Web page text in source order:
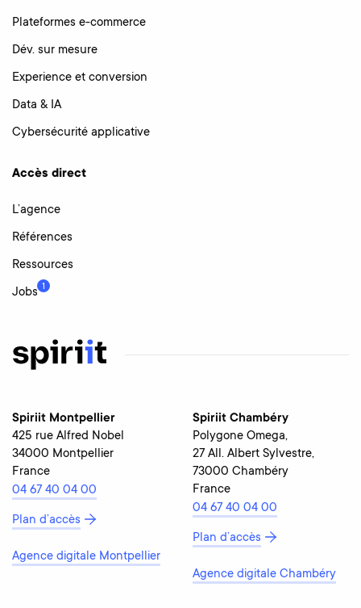
Plateformes e-commerce
Dév. sur mesure
Experience et conversion
Data & IA
Cybersécurité applicative
Accès direct
L’agence
Références
Ressources
Jobs 1
Spiriit Montpellier
425 rue Alfred Nobel
34000 Montpellier
France
04 67 40 04 00
Plan d’accès
Agence digitale Montpellier
Spiriit Chambéry
Polygone Omega,
27 All. Albert Sylvestre,
73000 Chambéry
France
04 67 40 04 00
Plan d’accès
Agence digitale Chambéry